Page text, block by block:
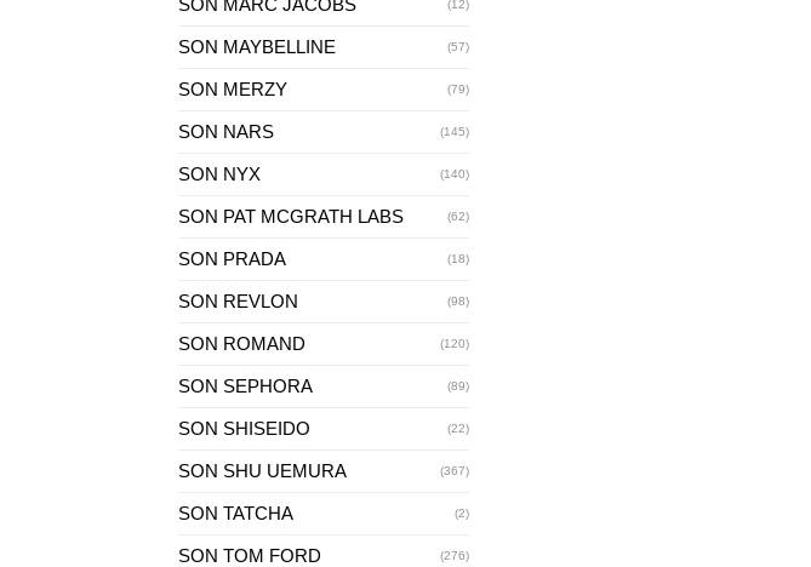
(12)
SON MAYBELLINE (57)
SON MERZY (79)
SON NARS (145)
SON NYX (140)
SON PAT MCGRATH LABS (62)
SON PRADA (18)
SON REVLON (98)
SON ROMAND (120)
SON SEPHORA (89)
SON SHISEIDO (22)
SON SHU UEMURA (367)
SON TATCHA (2)
SON TOM FORD (276)